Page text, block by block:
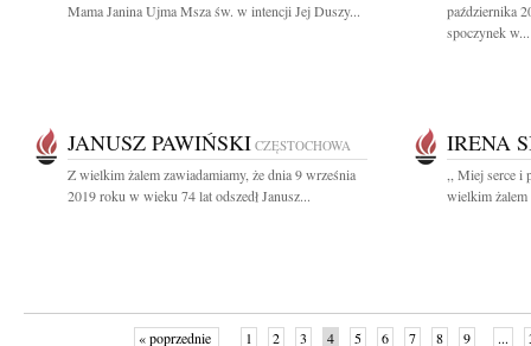
Mama Janina Ujma Msza św. w intencji Jej Duszy...
października
spoczynek w...
JANUSZ PAWIŃSKI CZĘSTOCHOWA
Z wielkim żalem zawiadamiamy, że dnia 9 września
2019 roku w wieku 74 lat odszedł Janusz...
IRENA
,, Miej serce
wielkim żalem
« poprzednie 1 2 3 4 5 6 7 8 9 ...